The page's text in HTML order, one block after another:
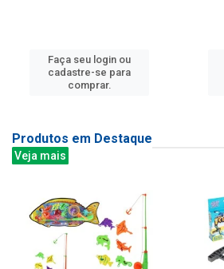
Faça seu login ou
cadastre-se para
comprar.
Produtos em Destaque
Veja mais